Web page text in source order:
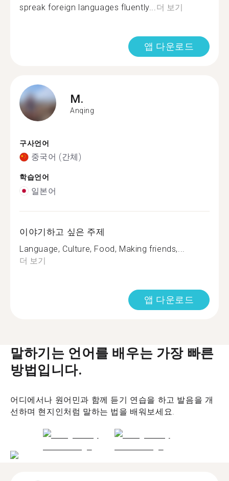
spreak foreign languages fluently... 더 보기
앱 다운로드
M.
Anqing
구사언어
중국어 (간체)
학습언어
일본어
이야기하고 싶은 주제
Language, Culture, Food, Making friends,...
더 보기
앱 다운로드
말하기는 언어를 배우는 가장 빠른
방법입니다.
어디에서나 원어민과 함께 듣기 연습을 하고 발음을 개
선하며 현지인처럼 말하는 법을 배워보세요.